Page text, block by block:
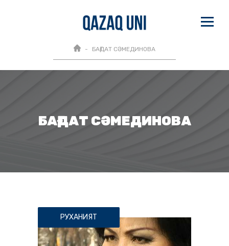
БАҒДАТ СӘМЕДИНОВА
БАҒДАТ СӘМЕДИНОВА
РУХАНИЯТ